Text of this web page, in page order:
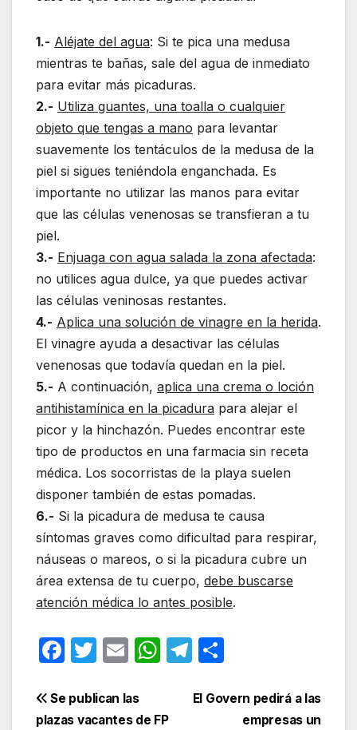
1.- Aléjate del agua: Si te pica una medusa
mientras te bañas, sale del agua de inmediato
para evitar más picaduras.
2.- Utiliza guantes, una toalla o cualquier
objeto que tengas a mano para levantar
suavemente los tentáculos de la medusa de la
piel si sigues teniéndola enganchada. Es
importante no utilizar las manos para evitar
que las células venenosas se transfieran a tu
piel.
3.- Enjuaga con agua salada la zona afectada:
no utilices agua dulce, ya que puedes activar
las células veninosas restantes.
4.- Aplica una solución de vinagre en la herida.
El vinagre ayuda a desactivar las células
venenosas que todavía quedan en la piel.
5.- A continuación, aplica una crema o loción
antihistamínica en la picadura para alejar el
picor y la hinchazón. Puedes encontrar este
tipo de productos en una farmacia sin receta
médica. Los socorristas de la playa suelen
disponer también de estas pomadas.
6.- Si la picadura de medusa te causa
síntomas graves como dificultad para respirar,
náuseas o mareos, o si la picadura cubre un
área extensa de tu cuerpo, debe buscarse
atención médica lo antes posible.
F
c
T
itt
E
ail
W T
e m
Navegación
El Govern pedirá a las
empresas un
Se publican las
plazas vacantes de FP